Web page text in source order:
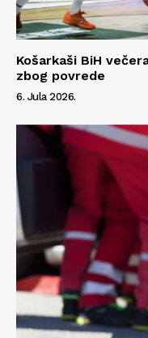
Košarkaši BiH
zbog povrede
6. Jula 2026.